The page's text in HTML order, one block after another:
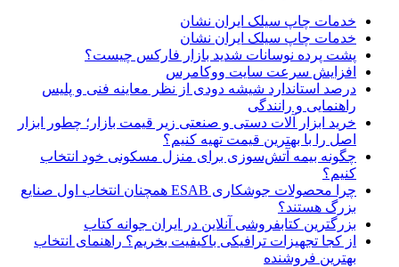
خدمات چاپ سیلک ایران نشان
خدمات چاپ سیلک ایران نشان
پشت پرده نوسانات شدید بازار فارکس چیست؟
افزایش سرعت سایت ووکامرس
درصد استاندارد شیشه دودی از نظر معاینه فنی و پلیس
راهنمایی و رانندگی
خرید ابزار آلات دستی و صنعتی زیر قیمت بازار؛ چطور ابزار
اصل را با بهترین قیمت تهیه کنیم؟
چگونه بیمه آتش‌سوزی برای منزل مسکونی خود انتخاب
کنیم؟
چرا محصولات جوشکاری ESAB همچنان انتخاب اول صنایع
بزرگ هستند؟
بزرگترین کتابفروشی آنلاین در ایران جوانه کتاب
از کجا تجهیزات ترافیکی باکیفیت بخریم؟ راهنمای انتخاب
بهترین فروشنده